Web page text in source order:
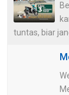
tuntas, biar